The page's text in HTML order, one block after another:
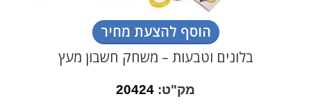
הוסף להצעת מחיר
בלונים וטבעות – משחק חשבון מעץ
מק"ט: 20424